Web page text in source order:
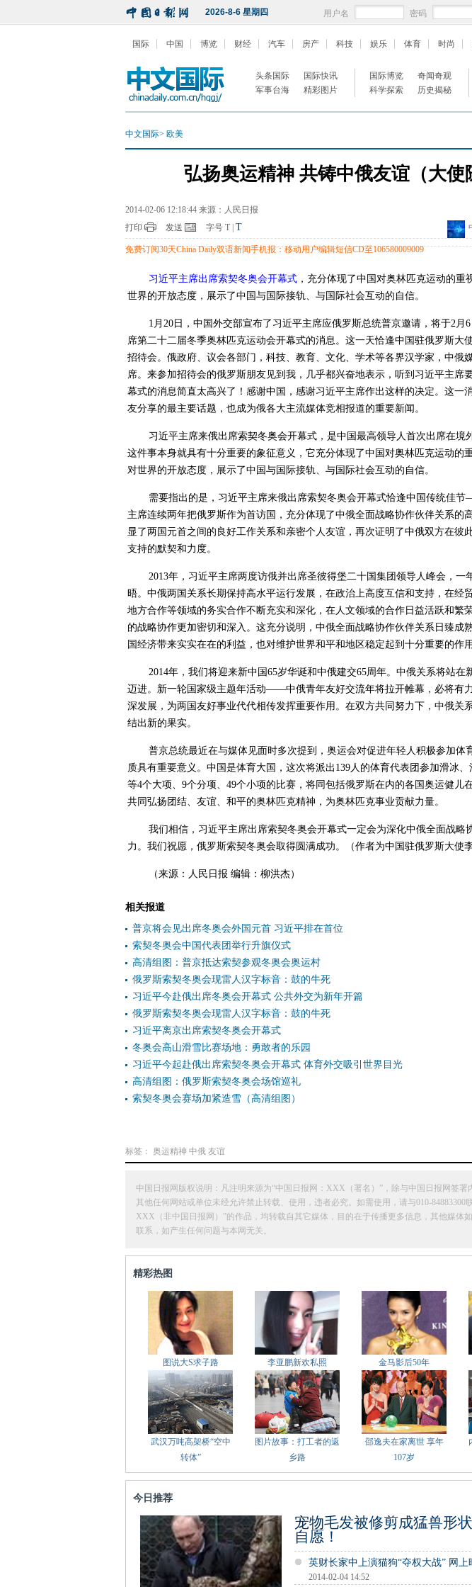
2026-8-6 星期四 用户名 密码
国际 中国 博览 财经 汽车 房产 科技 娱乐 体育 时尚
头条国际
国际快讯
军事台海
精彩图片
国际博览
奇闻奇观
科学探索
历史揭秘
中文国际> 欧美
弘扬奥运精神 共铸中俄友谊（大使
2014-02-06 12:18:44 来源：人民日报
打印 发送 字号 T T
免费订阅30天China Daily双语新闻手机报：移动用户编辑短信CD至106580009009
习近平主席出席索契冬奥会开幕式 ，充分体现了中国对奥林匹克运动的重
世界的开放态度，展示了中国与国际接轨、与国际社会互动的自信。
1月20日，中国外交部宣布了习近平主席应俄罗斯总统普京邀请，将于2月
席第二十二届冬季奥林匹克运动会开幕式的消息。这一天恰逢中国驻俄罗斯大
招待会。俄政府、议会各部门，科技、教育、文化、学术等各界汉学家，中俄
席。来参加招待会的俄罗斯朋友见到我，几乎都兴奋地表示，听到习近平主席
幕式的消息简直太高兴了！感谢中国，感谢习近平主席作出这样的决定。这一
友分享的最主要话题，也成为俄各大主流媒体竞相报道的重要新闻。
习近平主席来俄出席索契冬奥会开幕式，是中国最高领导人首次出席在境
这件事本身就具有十分重要的象征意义，它充分体现了中国对奥林匹克运动的
对世界的开放态度，展示了中国与国际接轨、与国际社会互动的自信。
需要指出的是，习近平主席来俄出席索契冬奥会开幕式恰逢中国传统佳
主席连续两年把俄罗斯作为首访国，充分体现了中俄全面战略协作伙伴关系的
显了两国元首之间的良好工作关系和亲密个人友谊，再次证明了中俄双方在彼
支持的默契和力度。
2013年，习近平主席两度访俄并出席圣彼得堡二十国集团领导人峰会，一
晤。中俄两国关系长期保持高水平运行发展，在政治上高度互信和支持，在经
地方合作等领域的务实合作不断充实和深化，在人文领域的合作日益活跃和繁
的战略协作更加密切和深入。这充分说明，中俄全面战略协作伙伴关系日臻成
国经济带来实实在在的利益，也对维护世界和平和地区稳定起到十分重要的作用
2014年，我们将迎来新中国65岁华诞和中俄建交65周年。中俄关系将站在
迈进。新一轮国家级主题年活动——中俄青年友好交流年将拉开帷幕，必将有
深发展，为两国友好事业代代相传发挥重要作用。在双方共同努力下，中俄关
结出新的果实。
普京总统最近在与媒体见面时多次提到，奥运会对促进年轻人积极参加体
质具有重要意义。中国是体育大国，这次将派出139人的体育代表团参加滑冰
等4个大项、9个分项、49个小项的比赛，将同包括俄罗斯在内的各国奥运健儿
共同弘扬团结、友谊、和平的奥林匹克精神，为奥林匹克事业贡献力量。
我们相信，习近平主席出席索契冬奥会开幕式一定会为深化中俄全面战略
力。我们祝愿，俄罗斯索契冬奥会取得圆满成功。（作者为中国驻俄罗斯大使李
（来源：人民日报 编辑：柳洪杰）
相关报道
普京将会见出席冬奥会外国元首 习近平排在首位
索契冬奥会中国代表团举行升旗仪式
高清组图：普京抵达索契参观冬奥会奥运村
俄罗斯索契冬奥会现雷人汉字标音：鼓的牛死
习近平今赴俄出席冬奥会开幕式 公共外交为新年开篇
俄罗斯索契冬奥会现雷人汉字标音：鼓的牛死
习近平离京出席索契冬奥会开幕式
冬奥会高山滑雪比赛场地：勇敢者的乐园
习近平今起赴俄出席索契冬奥会开幕式 体育外交吸引世界目光
高清组图：俄罗斯索契冬奥会场馆巡礼
索契冬奥会赛场加紧造雪（高清组图）
标签： 奥运精神 中俄 友谊
中国日报网版权说明：凡注明来源为“中国日报网：XXX（署名）”，除与中国日报网签署
其他任何网站或单位未经允许禁止转载、使用，违者必究。如需使用，请与010-84883300
XXX（非中国日报网）”的作品，均转载自其它媒体，目的在于传播更多信息，其他媒体
联系，如产生任何问题与本网无关。
精彩热图
图说大S求子路 李亚鹏新欢私照 金马影后50年
武汉万吨高架桥“空中
转体”
图片故事：打工者的返
乡路
邵逸夫在家离世 享年
107岁
今日推荐
宠物毛发被修剪成猛兽形
自愿！
英财长家中上演猫狗“夺权大战” 网上
2014-02-04 14:52